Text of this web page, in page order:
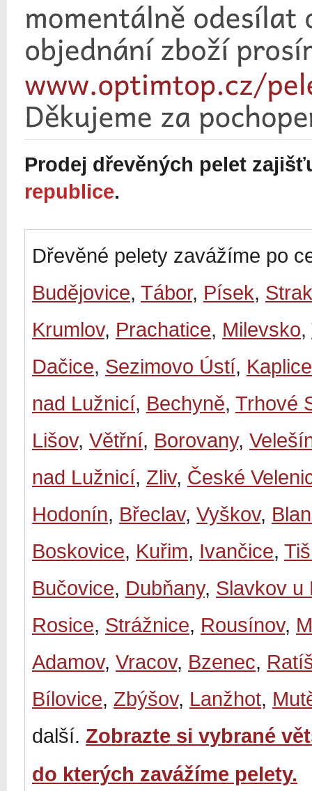
Prodej dřevěných pelet
republice.
Dřevěné pelety zavážíme po
Budějovice, Tábor, Písek,
Krumlov, Prachatice, Milevsko,
Dačice, Sezimovo Ústí, Kaplice
nad Lužnicí, Bechyně, Trhové
Lišov, Větřní, Borovany,
nad Lužnicí, Zliv, České
Hodonín, Břeclav, Vyškov,
Boskovice, Kuřim, Ivančice,
Bučovice, Dubňany, Slavkov u
Rosice, Strážnice, Rousínov,
Adamov, Vracov, Bzenec,
Bílovice, Zbýšov, Lanžhot,
další. Zobrazte si vybrané
do kterých zavážíme pelety.